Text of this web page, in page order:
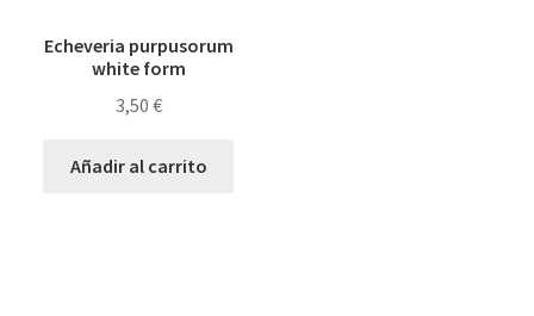
Echeveria purpusorum
white form
3,50 €
Añadir al carrito